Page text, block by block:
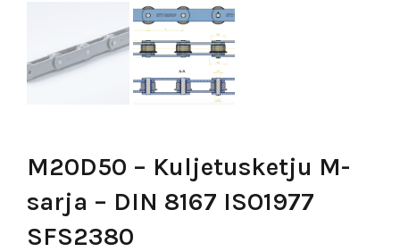
M20D50 – Kuljetusketju M-
sarja – DIN 8167 ISO1977
SFS2380